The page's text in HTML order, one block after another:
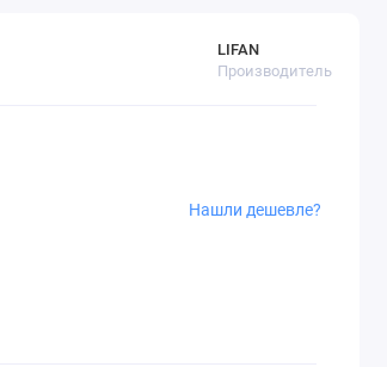
LIFAN
Производитель
Нашли дешевле?